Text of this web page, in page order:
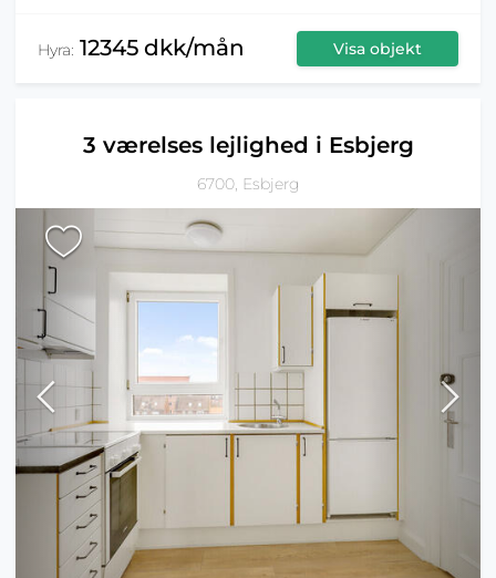
Hyra: 12345 dkk/mån Visa objekt
3 værelses lejlighed i Esbjerg
6700, Esbjerg